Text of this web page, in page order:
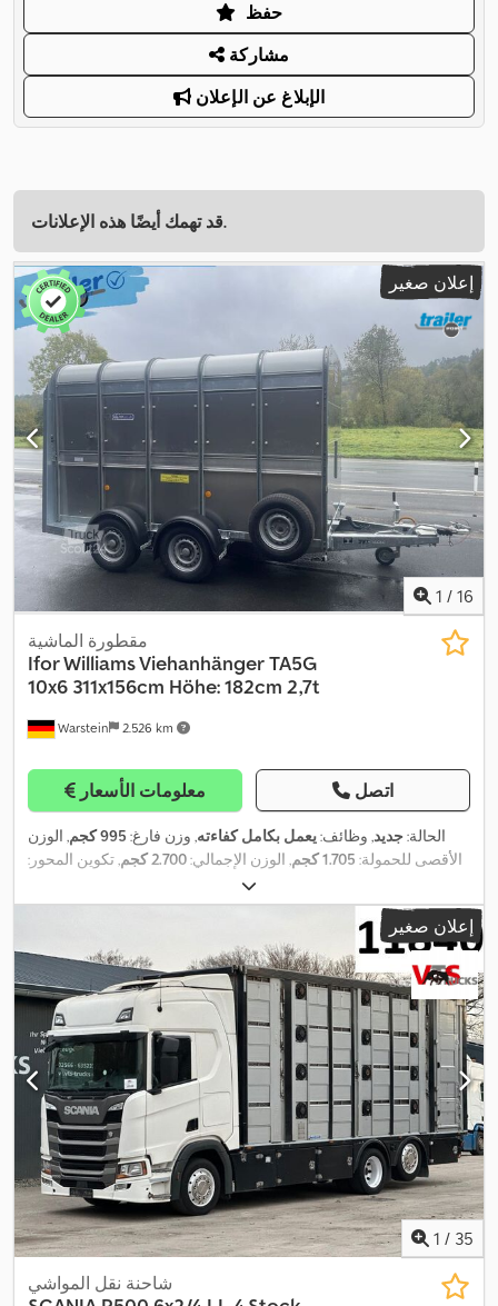
حفظ
مشاركة
الإبلاغ عن الإعلان
قد تهمك أيضًا هذه الإعلانات.
إعلان صغير
1 / 16
Warstein 2.526 km
مقطورة الماشية
Ifor Williams ViehanhängerTA5G
10x6 311x156cm Höhe: 182cm 2,7t
معلومات الأسعار اتصل
الحالة:جديد, وظائف:يعمل بكامل كفاءته, وزن فارغ: 995 كجم
, الوزن
الأقصى للحمولة: 1.705 كجم , الوزن الإجمالي:2.700 كجم
, تكوين المحور:
3.110 مم
مم, ارتفاع مساحة التحميل:1.820 مم , تعليق:ورقة نابضية شبه مكافِئة
, فرامل المقطورة:
بفرامل , سنة الصنع:2025
إعلان صغير
1 / 35
شاحنة نقل المواشي